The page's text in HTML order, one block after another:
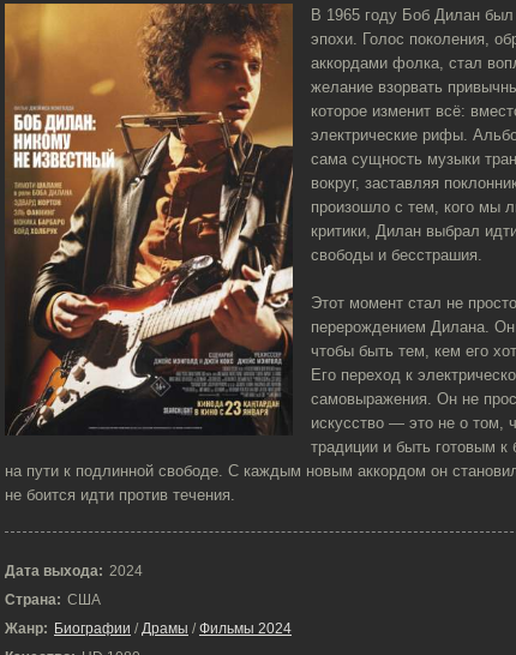
В 1965 году Боб Дилан
эпохи. Голос поколения,
аккордами фолка, стал
желание взорвать
которое изменит всё:
электрические рифы.
сама сущность музыки
вокруг, заставляя
произошло с тем, кого мы
критики, Дилан выбрал
свободы и бесстрашия.
Этот момент стал не
перерождением Дилана. Он
чтобы быть тем, кем его
Его переход к
самовыражения. Он не
искусство — это не о том,
традиции и быть готовым
на пути к подлинной свободе. С каждым новым аккордом он
не боится идти против течения.
Дата выхода: 2024
Страна: США
Жанр: Биографии / Драмы / Фильмы 2024